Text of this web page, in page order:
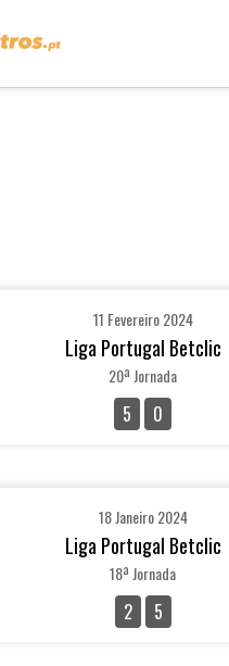
11 Fevereiro 2024
Liga Portugal Betclic
20ª Jornada
5 0
18 Janeiro 2024
Liga Portugal Betclic
18ª Jornada
2 5